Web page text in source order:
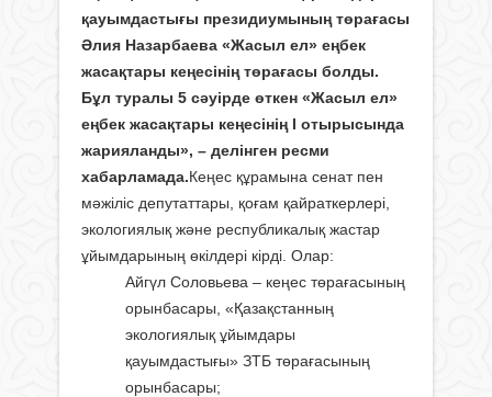
қауымдастығы президиумының төрағасы
Әлия Назарбаева «Жасыл ел» еңбек
жасақтары кеңесінің төрағасы болды.
Бұл туралы 5 сәуірде өткен «Жасыл ел»
еңбек жасақтары кеңесінің I отырысында
жарияланды», – делінген ресми
хабарламада.Кеңес құрамына сенат пен
мәжіліс депутаттары, қоғам қайраткерлері,
экологиялық және республикалық жастар
ұйымдарының өкілдері кірді. Олар:
Айгүл Соловьева – кеңес төрағасының
орынбасары, «Қазақстанның
экологиялық ұйымдары
қауымдастығы» ЗТБ төрағасының
орынбасары;